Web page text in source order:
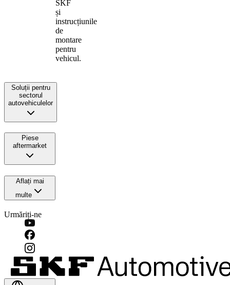
SKF
și
instrucțiunile
de
montare
pentru
vehicul.
Soluții pentru
sectorul
autovehiculelor
Piese
aftermarket
Aflați mai
multe
Urmăriți-ne